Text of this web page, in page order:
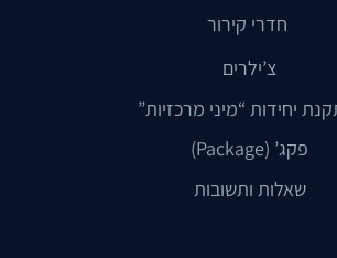
חדרי קירור
צ’ילרים
יחידות “מיני מרכזיות”
פקג’ (Package)
שאלות ותשובות